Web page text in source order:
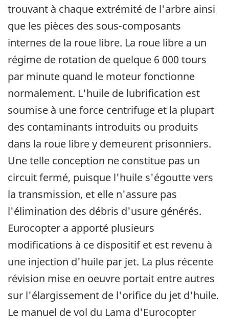
trouvant à chaque extrémité de l'arbre ainsi
que les pièces des sous-composants
internes de la roue libre. La roue libre a un
régime de rotation de quelque 6 000 tours
par minute quand le moteur fonctionne
normalement. L'huile de lubrification est
soumise à une force centrifuge et la plupart
des contaminants introduits ou produits
dans la roue libre y demeurent prisonniers.
Une telle conception ne constitue pas un
circuit fermé, puisque l'huile s'égoutte vers
la transmission, et elle n'assure pas
l'élimination des débris d'usure générés.
Eurocopter a apporté plusieurs
modifications à ce dispositif et est revenu à
une injection d'huile par jet. La plus récente
révision mise en oeuvre portait entre autres
sur l'élargissement de l'orifice du jet d'huile.
Le manuel de vol du Lama d'Eurocopter